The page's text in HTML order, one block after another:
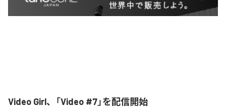
Video Girl、「Video #7」を配信開始